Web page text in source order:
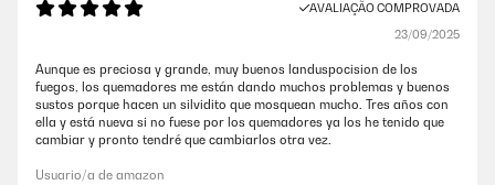
AVALIAÇÃO COMPROVADA
23/09/2025
Aunque es preciosa y grande, muy buenos landuspocision de los
fuegos, los quemadores me están dando muchos problemas y buenos
sustos porque hacen un silvidito que mosquean mucho. Tres años con
ella y está nueva si no fuese por los quemadores ya los he tenido que
cambiar y pronto tendré que cambiarlos otra vez.
Usuario/a de amazon